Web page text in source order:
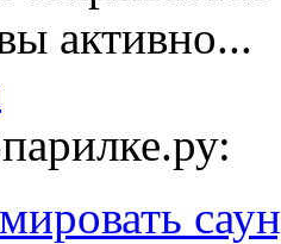
активно...